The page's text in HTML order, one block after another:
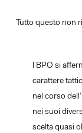
Tutto questo non
l BPO si
carattere
nel corso
nei suoi
scelta quasi